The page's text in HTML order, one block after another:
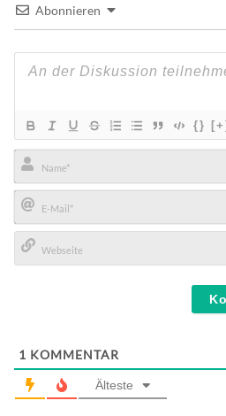
Abonnieren
{}
Name*
E-
Mail*
1 KOMMENTAR
Älteste